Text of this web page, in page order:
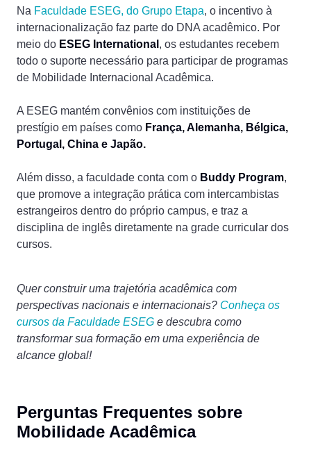
Na Faculdade ESEG, do Grupo Etapa, o incentivo à
internacionalização faz parte do DNA acadêmico. Por
meio do ESEG International , os estudantes recebem
todo o suporte necessário para participar de programas
de Mobilidade Internacional Acadêmica.
A ESEG mantém convênios com instituições de
prestígio em países como França, Alemanha, Bélgica,
Portugal, China e Japão.
Além disso, a faculdade conta com o Buddy Program,
que promove a integração prática com intercambistas
estrangeiros dentro do próprio campus, e traz a
disciplina de inglês diretamente na grade curricular dos
cursos.
Quer construir uma trajetória acadêmica com
perspectivas nacionais e internacionais? Conheça os
cursos da Faculdade ESEG e descubra como
transformar sua formação em uma experiência de
alcance global!
Perguntas Frequentes sobre
Mobilidade Acadêmica